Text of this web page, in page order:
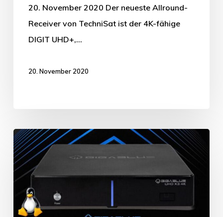
20. November 2020 Der neueste Allround-
Receiver von TechniSat ist der 4K-fähige
DIGIT UHD+,…
20. November 2020